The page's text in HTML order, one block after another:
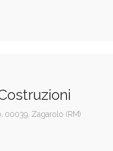
00039, Zagarolo (RM)